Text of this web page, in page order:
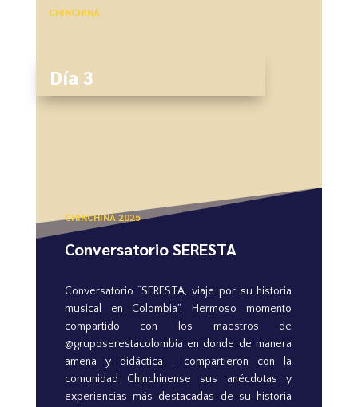
CHINCHINÁ
Día 3
CHINCHINÁ 2025
Conversatorio SERESTA
Conversatorio “SERESTA, viaje por su historia
musical en Colombia”. Hermoso momento
compartido con los maestros de
@gruposerestacolombia en donde de manera
amena y didáctica , compartieron con la
comunidad Chinchinense sus anécdotas y
experiencias más destacadas de su historia